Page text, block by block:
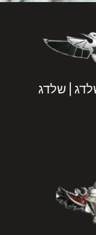
| שלדג